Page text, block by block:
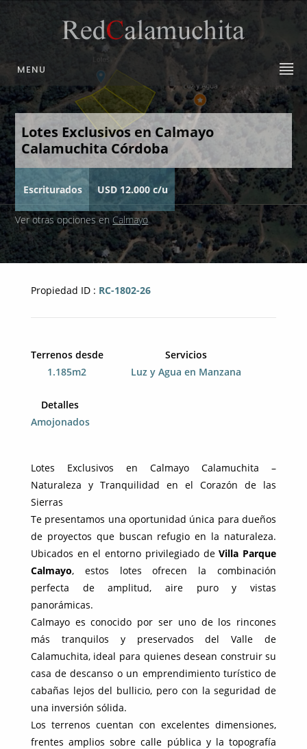
MENU
Lotes Exclusivos en Calmayo
Calamuchita Córdoba
Escriturados USD 12.000 c/u
Ver otras opciones enCalmayo
Propiedad ID : RC-1802-26
Terrenos desde
1.185m2
Servicios
Luz y Agua en Manzana
Detalles
Amojonados
Lotes Exclusivos en Calmayo Calamuchita –
Naturaleza y Tranquilidad en el Corazón de las
Sierras
Te presentamos una oportunidad única para dueños
de proyectos que buscan refugio en la naturaleza.
Ubicados en el entorno privilegiado deVilla Parque
Calmayo, estos lotes ofrecen la combinación
perfecta de amplitud, aire puro y vistas
panorámicas.
Calmayo es conocido por ser uno de los rincones
más tranquilos y preservados del Valle de
Calamuchita, ideal para quienes desean construir su
casa de descanso o un emprendimiento turístico de
cabañas lejos del bullicio, pero con la seguridad de
una inversión sólida.
Los terrenos cuentan con excelentes dimensiones,
frentes amplios sobre calle pública y la topografía